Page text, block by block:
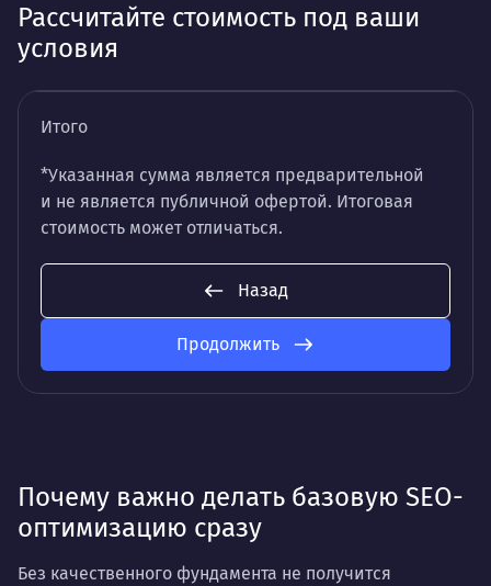
Рассчитайте стоимость под ваши
условия
Итого
*Указанная сумма является предварительной
и не является публичной офертой. Итоговая
стоимость может отличаться.
Назад
Продолжить
Почему важно делать базовую SEO-
оптимизацию сразу
Без качественного фундамента не получится